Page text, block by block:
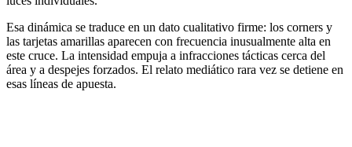
Esa dinámica se traduce en un dato cualitativo firme: los corners y
las tarjetas amarillas aparecen con frecuencia inusualmente alta en
este cruce. La intensidad empuja a infracciones tácticas cerca del
área y a despejes forzados. El relato mediático rara vez se detiene en
esas líneas de apuesta.